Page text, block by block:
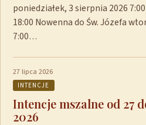
poniedziałek, 3 sierpnia 2026
18:00 Nowenna do Św. Józefa
7:00…
27 lipca 2026
INTENCJE
Intencje mszalne od 27
2026